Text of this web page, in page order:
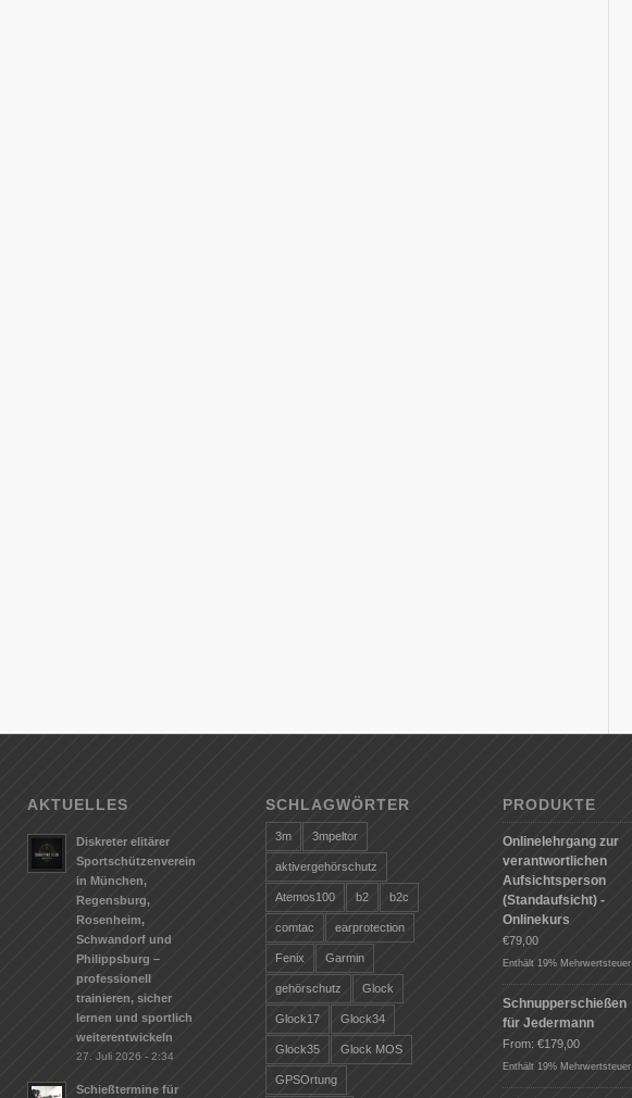
AKTUELLES
Diskreter elitärer
Sportschützenverein
in München,
Regensburg,
Rosenheim,
Schwandorf und
Philippsburg –
professionell
trainieren, sicher
lernen und sportlich
weiterentwickeln
27. Juli 2026 - 2:34
Schießtermine für
SCHLAGWÖRTER
3m 3mpeltor
aktivergehörschutz
Atemos100 b2 b2c
comtac earprotection
Fenix Garmin
gehörschutz Glock
Glock17 Glock34
Glock35 Glock MOS
GPSOrtung
PRODUKTE
Onlinelehrgang zur
verantwortlichen
Aufsichtsperson
(Standaufsicht) -
Onlinekurs
€79,00
Enthält 19% Mehrwertsteuer
Schnupperschießen
für Jedermann
From:€179,00
Enthält 19% Mehrwertsteuer